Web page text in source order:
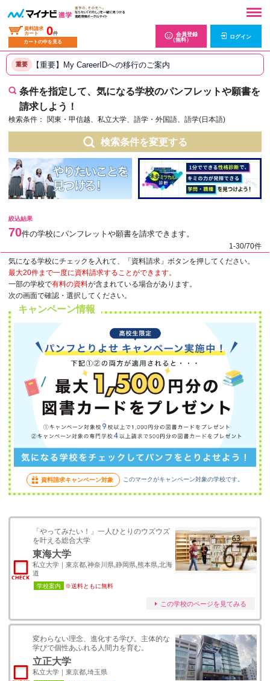
資料請求
カート
0件
カートの中を見る
会員登録
（無料）
ログイン
重要 【重要】My CareerIDへの移行のご案内
条件を指定して、気になる学校のパンフレットや願書を
請求しよう！
検索条件： 関東・甲信越、私立大学、語学・外国語、語学(日本語)
検索条件を変更する
絞込結果
70件の学校にパンフレットや願書を請求できます。
1-30/70件
気になる学校にチェックを入れて、「資料請求」ボタンを押してください。
最大20件まで一度に資料請求することができます。
一部の学校で有料の資料が含まれている場合があります。
次の画面で確認・選択してください。
キャンペーン情報
資料請求キャンペーン対象 このマークがキャンペーン対象の学校です。
「やってみたい！」一人ひとりのウズウズ
を叶える総合大学
東海大学
私立大学｜東京都,神奈川県,静岡県,熊本県,北海
道
学校案内 ※送料ともに無料
この学校のページを見てみる
変わらない理念、進化する学び。主体的な
学びで個性あふれる人間力を育む。
立正大学
私立大学｜東京都,埼玉県